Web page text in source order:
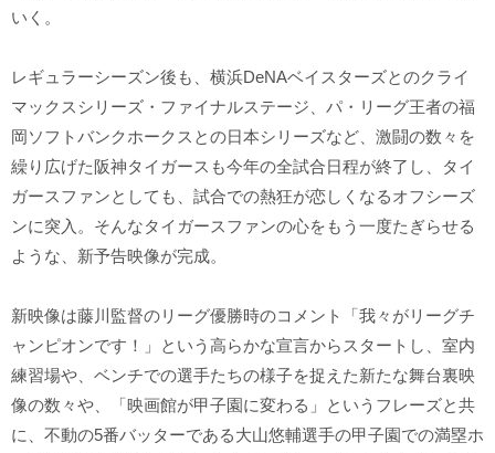
いく。
レギュラーシーズン後も、横浜DeNAベイスターズとのクライ
マックスシリーズ・ファイナルステージ、パ・リーグ王者の福
岡ソフトバンクホークスとの日本シリーズなど、激闘の数々を
繰り広げた阪神タイガースも今年の全試合日程が終了し、タイ
ガースファンとしても、試合での熱狂が恋しくなるオフシーズ
ンに突入。そんなタイガースファンの心をもう一度たぎらせる
ような、新予告映像が完成。
新映像は藤川監督のリーグ優勝時のコメント「我々がリーグチ
ャンピオンです！」という高らかな宣言からスタートし、室内
練習場や、ベンチでの選手たちの様子を捉えた新たな舞台裏映
像の数々や、「映画館が甲子園に変わる」というフレーズと共
に、不動の5番バッターである大山悠輔選手の甲子園での満塁ホ